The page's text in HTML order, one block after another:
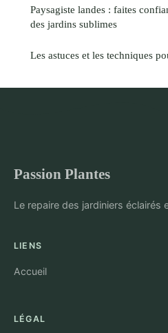
Paysagiste landes : faites
des jardins sublimes
Les astuces et les techniques
Passion Plantes
Le repaire des jardiniers éclairés
LIENS
Accueil
LÉGAL